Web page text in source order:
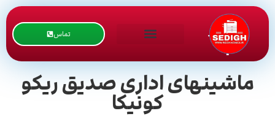
تماس
ماشینهای اداری صدیق ریکو
کونیکا